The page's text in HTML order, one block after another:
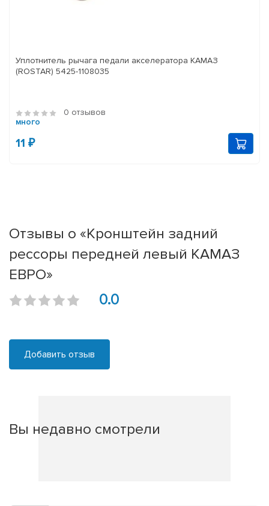
Уплотнитель рычага педали акселератора КАМАЗ
(ROSTAR) 5425-1108035
0 отзывов
много
11 ₽
Отзывы о «Кронштейн задний
рессоры передней левый КАМАЗ
ЕВРО»
0.0
Добавить отзыв
Вы недавно смотрели